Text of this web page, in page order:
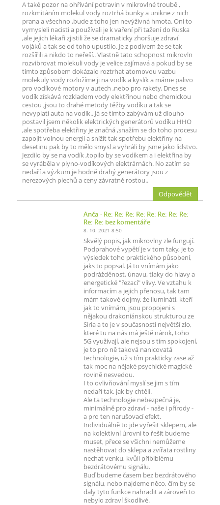
A také pozor na ohřívání potravin v mikrovlné troubě ,
rozkmitáním molekul vody roztrhá bunky a unikne z nich
prana a všechno ,bude z toho jen nevýživná hmota. Oni to
vymysleli nacisti a používali je k vaření při tažení do Ruska
,ale jejich lékaři zjistili že se dramaticky zhoršuje zdraví
vojáků a tak se od toho upustilo. Je z podivem že se tak
rozšířili a nikdo to neřeší.. Vlastně tato schopnost mikrovln
rozvibrovat molekuli vody je velice zajímavá a pokud by se
tímto způsobem dokázalo roztrhat atomovou vazbu
molekuly vody rozložíme ji na vodík a kyslík a máme palivo
pro vodíkové motory v autech ,nebo pro rakety. Dnes se
vodík získává rozkladem vody elektřinou nebo chemickou
cestou ,jsou to drahé metody těžby vodíku a tak se
nevyplatí auta na vodík.. Já se tímto zabývám už dlouho
postavil jsem několik elektrických generátorů vodíku HHO
,ale spotřeba elektřiny je značná ,snažím se do toho procesu
zapojit volnou energii a snížit tak spotřebu elektřiny na
desetinu pak by to mělo smysl a vyhráli by jsme jako lidstvo.
Jezdilo by se na vodík ,topilo by se vodíkem a i elektřina by
se vyráběla v plyno-vodíkových elektrárnách. No zatím se
nedaří a výzkum je hodně drahý generátory jsou z
nerezových plechů a ceny závratně rostou..
Odpovědět
Anča - Re: Re: Re: Re: Re: Re: Re: Re:
Re: Re: bez komentáře
8. 10. 2021 8:50
Skvělý popis, jak mikrovlny zle fungují.
Podprahové vypětí je v tom taky, je to
výsledek toho praktického působení,
jaks to popsal. Já to vnímám jako
podrážděnost, únavu, tlaky do hlavy a
energetické "řezací" vlivy. Ve vztahu k
informacím a jejich přenosu, tak tam
mám takové dojmy, že ilumináti, kteří
jak to vnímám, jsou propojeni s
nějakou drakoniánskou strukturou ze
Siria a to je v současnosti největší zlo,
které tu na nás má ještě nárok, toho
5G využívají, ale nejsou s tím spokojení,
je to pro ně taková nanicovatá
technologie, už s tím prakticky zase až
tak moc na nějaké psychické magické
rovině nesvedou.
I to ovlivňování myslí se jim s tím
nedaří tak, jak by chtěli.
Ale ta technologie nebezpečná je,
minimálně pro zdraví - naše i přírody -
a pro ten narušovací efekt.
Individuálně to jde vyřešit sklepem, ale
na kolektivní úrovni to řešit budeme
muset, přece se všichni nemůžeme
nastěhovat do sklepa a zvířata rostliny
nechat venku, kvůli přiblblému
bezdrátovému signálu.
Buď budeme časem bez bezdrátového
signálu, nebo najdeme něco, čím by se
daly tyto funkce nahradit a zároveň to
nebylo zdraví škodlivé.